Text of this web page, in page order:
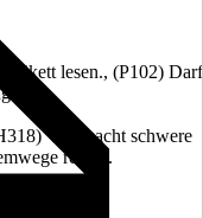
lesen., (P102) Darf
Verursacht schwere
reizen.